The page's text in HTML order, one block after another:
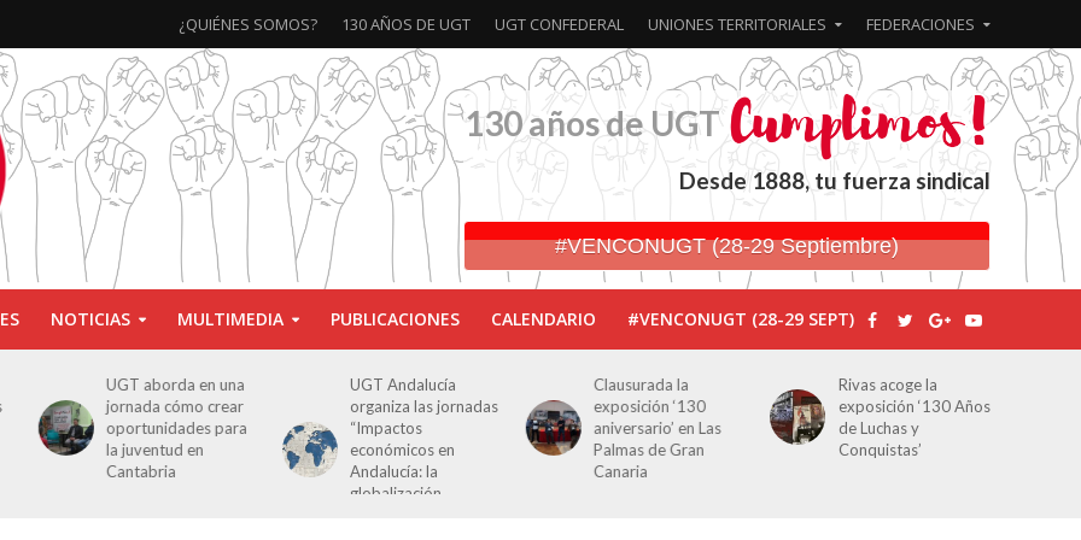
¿QUIÉNES SOMOS? 130 AÑOS DE UGT UGT CONFEDERAL UNIONES TERRITORIALES FEDERACIONES
130 años de UGT
Desde 1888, tu fuerza sindical
#VENCONUGT (28-29 Septiembre)
NOTICIAS MULTIMEDIA PUBLICACIONES CALENDARIO #VENCONUGT (28-29 SEPT)
UGT Andalucía
organiza las jornadas
“Impactos
económicos en
Andalucía: la
Clausurada la
exposición ‘130
aniversario’ en Las
Palmas de Gran
Canaria
Rivas acoge la
exposición ‘130 Años
de Luchas y
Conquistas’
Javier Bueno, el
periodista asesinado
por Franco por sus
editoriales de prensa